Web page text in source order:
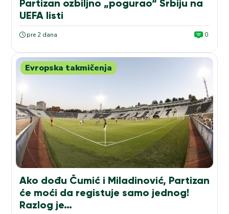
Partizan ozbiljno „pogurao“ Srbiju na
UEFA listi
pre 2 dana 0
Evropska takmičenja
Ako dođu Čumić i Miladinović, Partizan
će moći da registuje samo jednog!
Razlog je…